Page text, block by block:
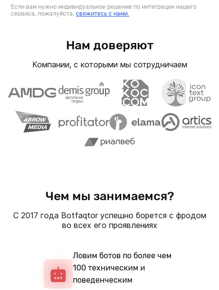
Если вам нужно индивидуальное решение по интеграции нашего
сервиса, пожалуйста,свяжитесь с нами.
Нам доверяют
Компании, с которыми мы сотрудничаем
Чем мы занимаемся?
С 2017 года Botfaqtor успешно борется с фродом
во всех его проявлениях
Ловим ботов по более чем
100 техническим и
поведенческим